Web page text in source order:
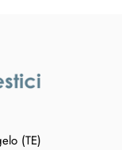
(TE)